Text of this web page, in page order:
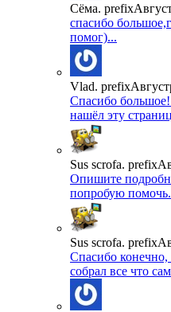
Сёма.
спасибо
помог)...
Vlad.
Спасибо
нашёл эту
Sus scrofa.
Опишите
попробую
Sus scrofa.
Спасибо
собрал все что